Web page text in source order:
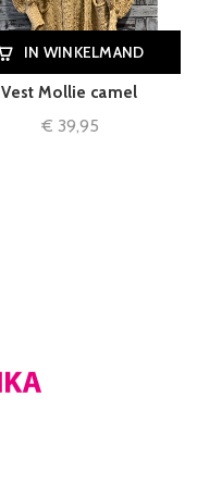
IN WINKELMAND
Vest Mollie camel
€ 39,95